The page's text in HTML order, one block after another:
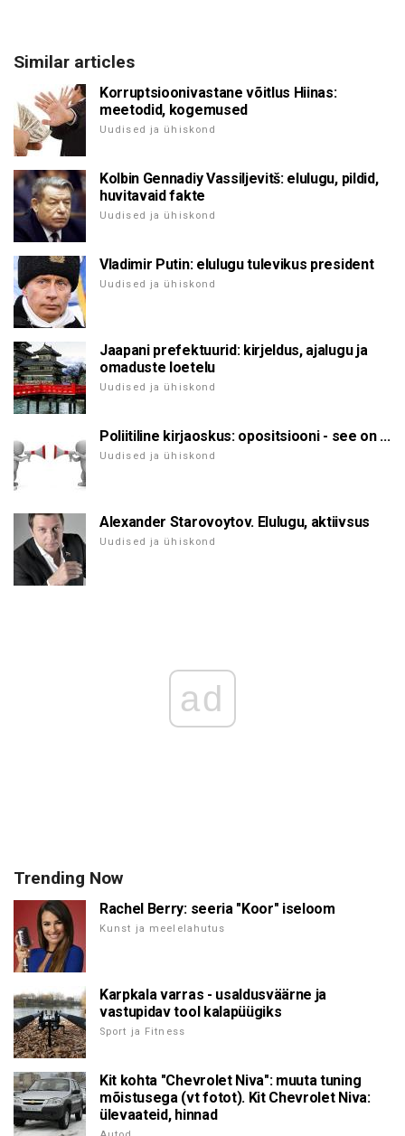
Similar articles
Korruptsioonivastane võitlus Hiinas:
meetodid, kogemused
Uudised ja ühiskond
Kolbin Gennadiy Vassiljevitš: elulugu, pildid,
huvitavaid fakte
Uudised ja ühiskond
Vladimir Putin: elulugu tulevikus president
Uudised ja ühiskond
Jaapani prefektuurid: kirjeldus, ajalugu ja
omaduste loetelu
Uudised ja ühiskond
Poliitiline kirjaoskus: opositsiooni - see on ...
Uudised ja ühiskond
Alexander Starovoytov. Elulugu, aktiivsus
Uudised ja ühiskond
ad
Trending Now
Rachel Berry: seeria "Koor" iseloom
Kunst ja meelelahutus
Karpkala varras - usaldusväärne ja
vastupidav tool kalapüügiks
Sport ja Fitness
Kit kohta "Chevrolet Niva": muuta tuning
mõistusega (vt fotot). Kit Chevrolet Niva:
ülevaateid, hinnad